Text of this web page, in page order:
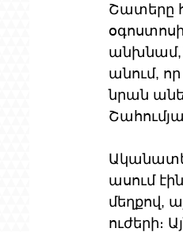
Շատերը
անխնամ,
անում,
նրան
ասում
մեղքով,
ուժերի։